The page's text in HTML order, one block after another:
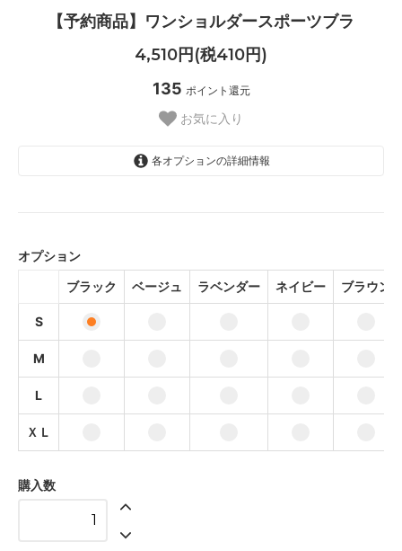
【予約商品】ワンショルダースポーツブラ
4,510円(税410円)
135 ポイント還元
お気に入り
各オプションの詳細情報
ネイビー
ブラウン
オプション
ブラック
ベージュ ラベンダー ネイビー ブラウン
S
M
L
ＸＬ
購入数